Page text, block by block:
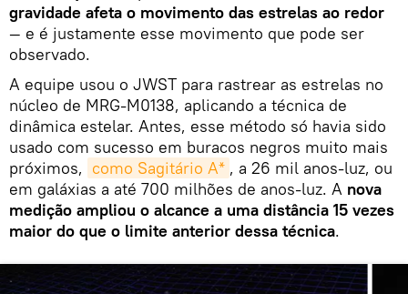
gravidade afeta o movimento das estrelas ao redor
— e é justamente esse movimento que pode ser
observado.
A equipe usou o JWST para rastrear as estrelas no
núcleo de MRG‑M0138, aplicando a técnica de
dinâmica estelar. Antes, esse método só havia sido
usado com sucesso em buracos negros muito mais
próximos, como Sagitário A* , a 26 mil anos‑luz, ou
em galáxias a até 700 milhões de anos‑luz. A nova
medição ampliou o alcance a uma distância 15 vezes
maior do que o limite anterior dessa técnica.